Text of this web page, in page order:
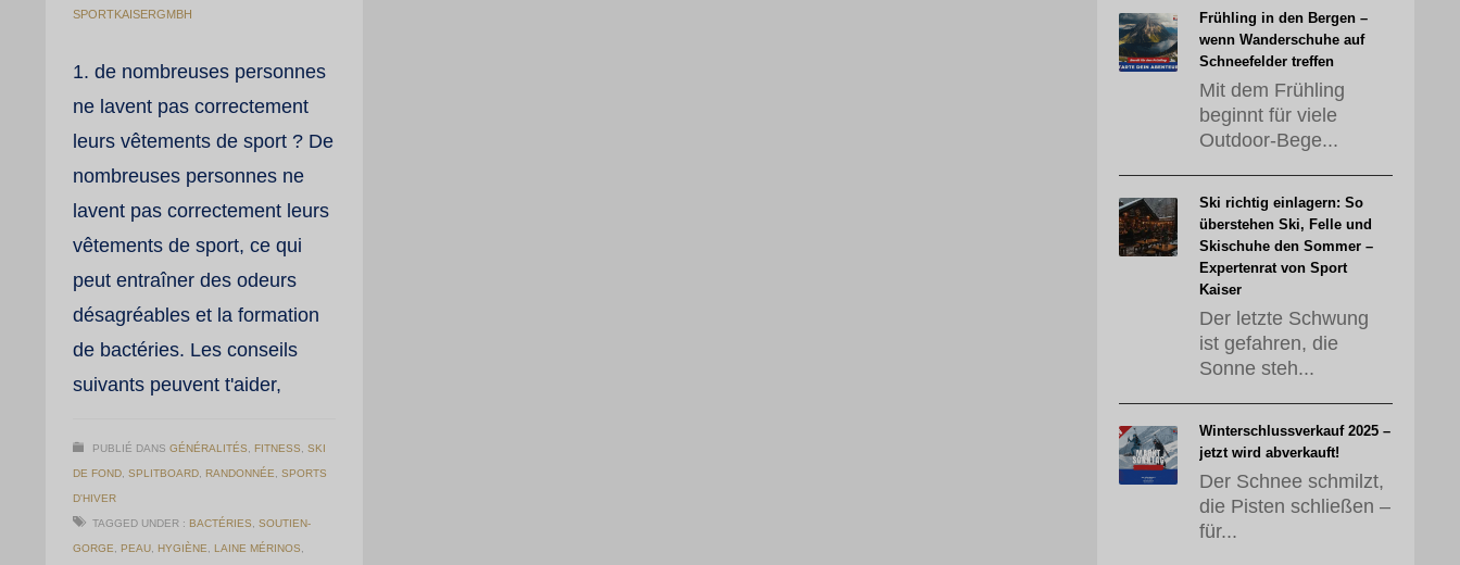
SPORTKAISERGMBH
1. de nombreuses personnes
ne lavent pas correctement
leurs vêtements de sport ? De
nombreuses personnes ne
lavent pas correctement leurs
vêtements de sport, ce qui
peut entraîner des odeurs
désagréables et la formation
de bactéries. Les conseils
suivants peuvent t'aider,
PUBLIÉ DANS GÉNÉRALITÉS FITNESS SKI
DE FOND SPLITBOARD RANDONNÉE SPORTS
D'HIVER
TAGGED UNDER : BACTÉRIES SOUTIEN-
GORGE PEAU HYGIÈNE LAINE MÉRINOS
Frühling in den Bergen –
wenn Wanderschuhe auf
Schneefelder treffen
Mit dem Frühling
beginnt für viele
Outdoor-Bege...
Ski richtig einlagern: So
überstehen Ski, Felle und
Skischuhe den Sommer –
Expertenrat von Sport
Kaiser
Der letzte Schwung
ist gefahren, die
Sonne steh...
Winterschlussverkauf 2025 –
jetzt wird abverkauft!
Der Schnee schmilzt,
die Pisten schließen –
für...